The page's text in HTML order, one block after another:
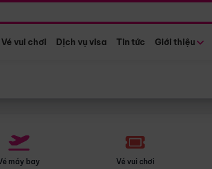
Vé vui chơi Dịch vụ visa Tin tức Giới thiệu
máy bay Vé vui chơi